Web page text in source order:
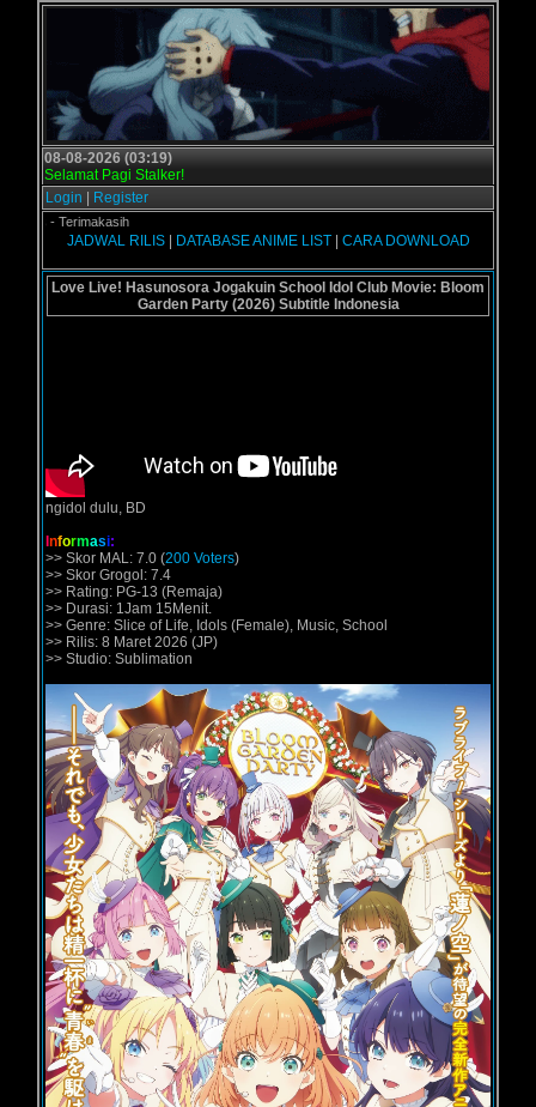
08-08-2026 (03:19)
Selamat Pagi Stalker!
Login
Register
- Terimakasih
JADWAL RILIS| DATABASE ANIME LIST| CARA DOWNLOAD
Love Live! Hasunosora Jogakuin School Idol Club Movie: Bloom
Garden Party (2026) Subtitle Indonesia
ngidol dulu, BD
nformasi:
>> Skor MAL: 7.0 (200 Voters)
>> Skor Grogol: 7.4
>> Rating: PG-13 (Remaja)
>> Durasi: 1Jam 15Menit.
>> Genre: Slice of Life, Idols (Female), Music, School
>> Rilis: 8 Maret 2026 (JP)
>> Studio: Sublimation